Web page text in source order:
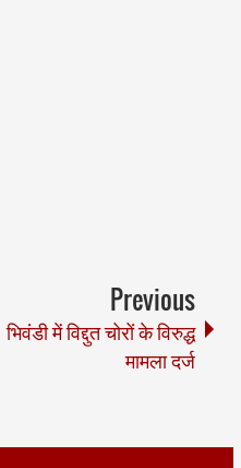
Previous
भिवंडी में विद्दुत चोरों के विरुद्ध
मामला दर्ज